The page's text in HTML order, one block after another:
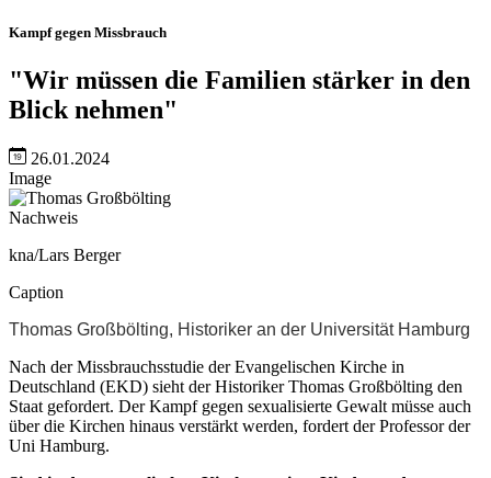
Kampf gegen Missbrauch
"Wir müssen die Familien stärker in den
Blick nehmen"
26.01.2024
Image
Nachweis
kna/Lars Berger
Caption
Thomas Großbölting, Historiker an der Universität Hamburg
Nach der Missbrauchsstudie der Evangelischen Kirche in
Deutschland (EKD) sieht der Historiker Thomas Großbölting den
Staat gefordert. Der Kampf gegen sexualisierte Gewalt müsse auch
über die Kirchen hinaus verstärkt werden, fordert der Professor der
Uni Hamburg.